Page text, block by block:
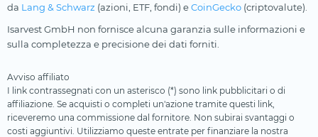
da Lang & Schwarz (azioni, ETF, fondi) eCoinGecko (criptovalute).
Isarvest GmbH non fornisce alcuna garanzia sulle informazioni e
sulla completezza e precisione dei dati forniti.
Avviso affiliato
I link contrassegnati con un asterisco (*) sono link pubblicitari o di
affiliazione. Se acquisti o completi un'azione tramite questi link,
riceveremo una commissione dal fornitore. Non subirai svantaggi o
costi aggiuntivi. Utilizziamo queste entrate per finanziare la nostra